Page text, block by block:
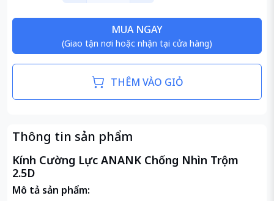
MUA NGAY
(Giao tận nơi hoặc nhận tại cửa hàng)
THÊM VÀO GIỎ
Thông tin sản phẩm
Kính Cường Lực ANANK Chống Nhìn Trộm
2.5D
Mô tả sản phẩm: